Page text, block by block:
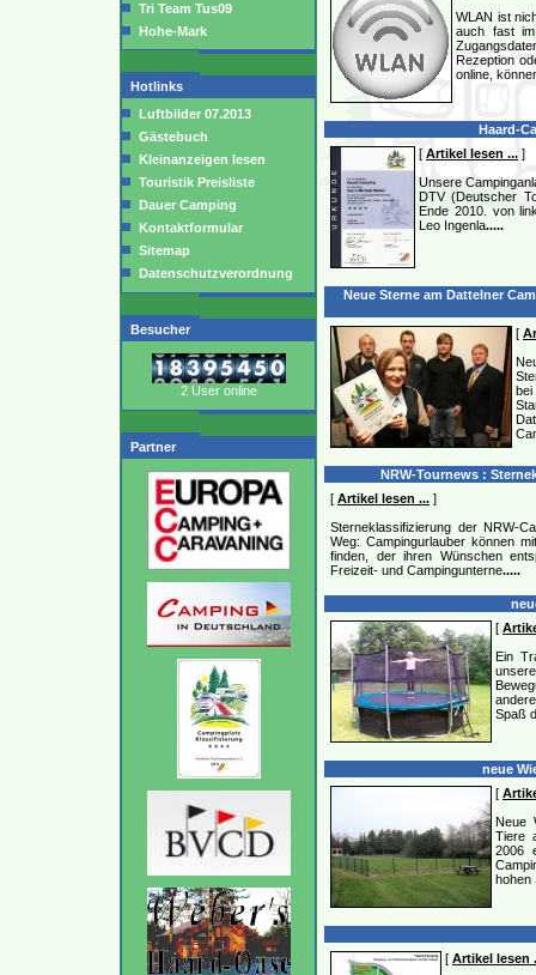
Tri Team Tus09
Hohe-Mark
Hotlinks
Luftbilder 07.2013
Gästebuch
Kleinanzeigen lesen
Touristik Preisliste
Dauer Camping
Kontaktformular
Sitemap
Datenschutzverordnung
Besucher
2 User online
Partner
WLAN ist
auch fast im
Rezeption
online,
Haard-
[ Artikel lesen ... ]
Unsere
DTV (Deutscher
Ende 2010. von
Leo Ingenla.....
Neue Sterne am Dattelner
[
bei
NRW-Tournews :
[ Artikel lesen ... ]
Sterneklassifizierung der NRW-
Weg: Campingurlauber können
finden, der ihren Wünschen
Freizeit- und Campingunterne.....
[
Ein
Spaß
neue
[
Neue
Tiere
2006
hohen
[ Artikel lesen